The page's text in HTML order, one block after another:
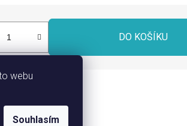
webu
Souhlasím
DO KOŠÍKU